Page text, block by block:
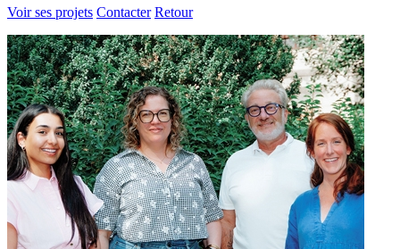
Voir ses projets Contacter Retour